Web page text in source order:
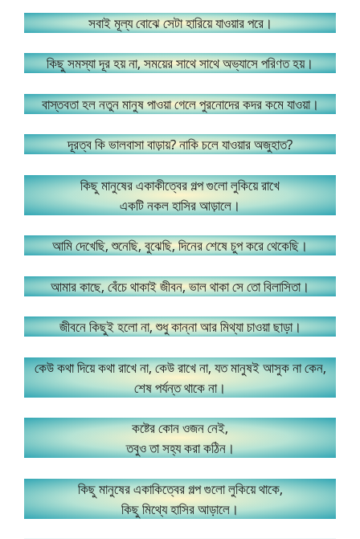
সবাই মূল্য বোঝে সেটা হারিয়ে যাওয়ার পরে।
কিছু সমস্যা দূর হয় না, সময়ের সাথে সাথে অভ্যাসে পরিণত হয়।
বাস্তবতা হল নতুন মানুষ পাওয়া গেলে পুরনোদের কদর কমে যাওয়া।
দূরত্ব কি ভালবাসা বাড়ায়? নাকি চলে যাওয়ার অজুহাত?
কিছু মানুষের একাকীত্বের গল্প গুলো লুকিয়ে রাখে
একটি নকল হাসির আড়ালে।
আমি দেখেছি, শুনেছি, বুঝেছি, দিনের শেষে চুপ করে থেকেছি।
আমার কাছে, বেঁচে থাকাই জীবন, ভাল থাকা সে তো বিলাসিতা।
জীবনে কিছুই হলো না, শুধু কান্না আর মিথ্যা চাওয়া ছাড়া।
কেউ কথা দিয়ে কথা রাখে না, কেউ রাখে না, যত মানুষই আসুক না কেন,
শেষ পর্যন্ত থাকে না।
কষ্টের কোন ওজন নেই,
তবুও তা সহ্য করা কঠিন।
কিছু মানুষের একাকিত্বের গল্প গুলো লুকিয়ে থাকে,
কিছু মিথ্যে হাসির আড়ালে।